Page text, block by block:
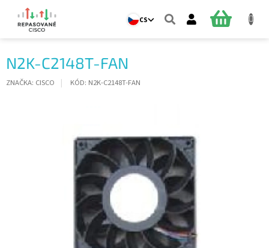
obsah
CS
NÁKUPNÍ
N2K-C2148T-FAN
ZNAČKA: CISCO KÓD: N2K-C2148T-FAN